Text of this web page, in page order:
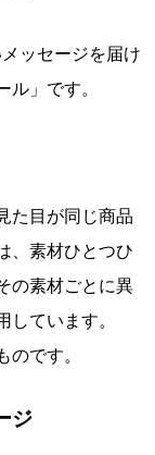
ッセージを届け
」です。
た目が同じ商品
、素材ひとつひ
の素材ごとに異
ています。
です。
ジ